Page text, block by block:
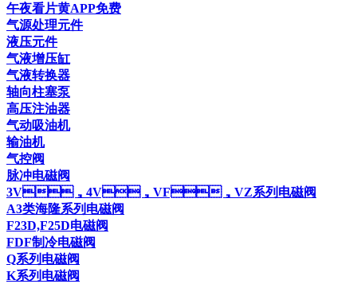
午夜看片黄APP免费
气源处理元件
液压元件
气液增压缸
气液转换器
轴向柱塞泵
高压注油器
气动吸油机
输油机
气控阀
脉冲电磁阀
3V，4V，VF，VZ系列电磁阀
A3类海隆系列电磁阀
F23D,F25D电磁阀
FDF制冷电磁阀
Q系列电磁阀
K系列电磁阀